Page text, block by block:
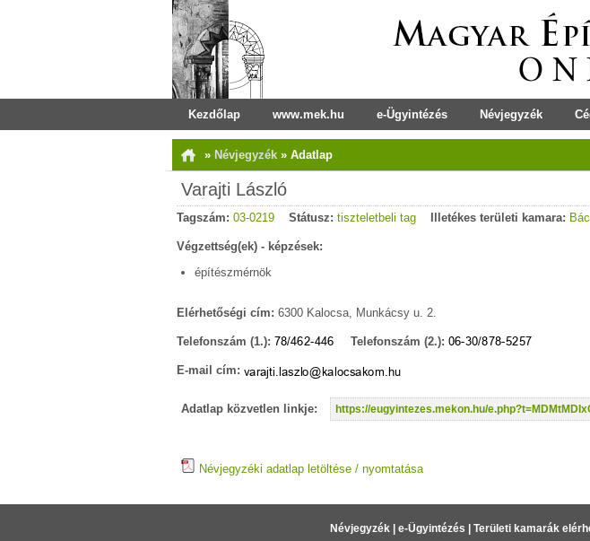
Kezdőlap www.mek.hu e-Ügyintézés Névjegyzék
» Névjegyzék » Adatlap
Varajti László
Tagszám: 03-0219 Státusz: tiszteletbeli tag Illetékes területi kamara:
Végzettség(ek) - képzések:
építészmérnök
Elérhetőségi cím: 6300 Kalocsa, Munkácsy u. 2.
Telefonszám (1.): Telefonszám (2.):
E-mail cím:
Adatlap közvetlen linkje: https://eugyintezes.mekon.hu/
Névjegyzéki adatlap letöltése / nyomtatása
Névjegyzék| e-Ügyintézés Területi kamarák